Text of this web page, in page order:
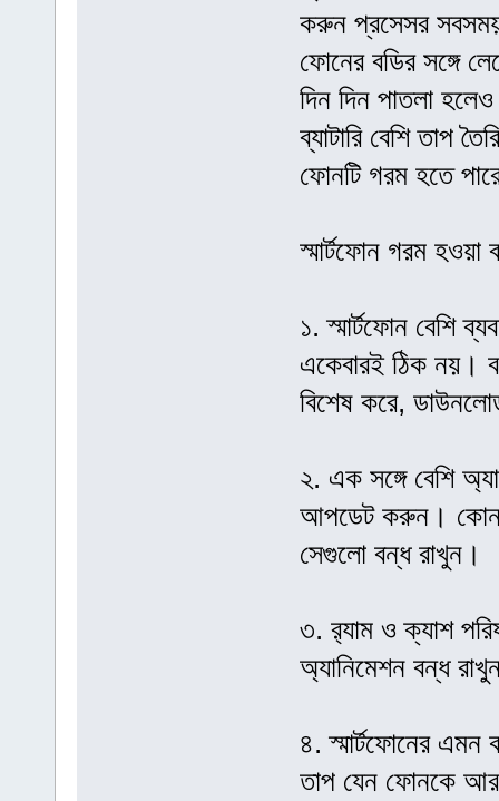
করুন প্রসেসর
ফোনের বডির সঙ্গে
দিন দিন পাতলা
ব্যাটারি বেশি তাপ
ফোনটি গরম হতে
স্মার্টফোন গরম হওয়া
১. স্মার্টফোন বেশি
একেবারই ঠিক নয়।
বিশেষ করে,
২. এক সঙ্গে বেশি
আপডেট করুন। কোন
সেগুলো বন্ধ রাখুন।
৩. র‌্যাম ও ক্যাশ
অ্যানিমেশন বন্ধ
৪. স্মার্টফোনের এমন
তাপ যেন ফোনকে